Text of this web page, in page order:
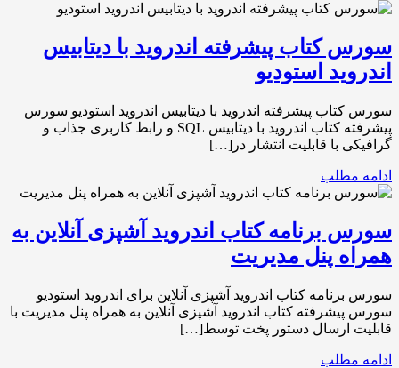
سورس کتاب پیشرفته اندروید با دیتابیس
اندروید استودیو
سورس کتاب پیشرفته اندروید با دیتابیس اندروید استودیو سورس
پیشرفته کتاب اندروید با دیتابیس SQL و رابط کاربری جذاب و
گرافیکی با قابلیت انتشار در[…]
ادامه مطلب
سورس برنامه کتاب اندروید آشپزی آنلاین به
همراه پنل مدیریت
سورس برنامه کتاب اندروید آشپزی آنلاین برای اندروید استودیو
سورس پیشرفته کتاب اندروید آشپزی آنلاین به همراه پنل مدیریت با
قابلیت ارسال دستور پخت توسط[…]
ادامه مطلب